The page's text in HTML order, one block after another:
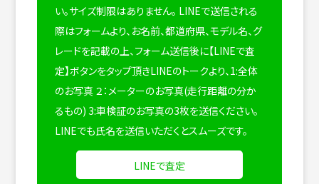
い。サイズ制限はありません。 LINEで送信される
際はフォームより、お名前、都道府県、モデル名、グ
レードを記載の上、フォーム送信後に【LINEで査
定】ボタンをタップ頂きLINEのトークより、1:全体
のお写真 ２：メーターのお写真(走行距離の分か
るもの) 3:車検証のお写真の3枚を送信ください。
LINEでも氏名を送信いただくとスムーズです。
LINEで査定